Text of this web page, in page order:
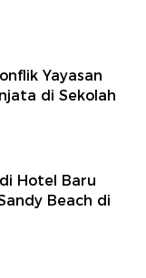
Yayasan
di Sekolah
Hotel Baru
Beach di